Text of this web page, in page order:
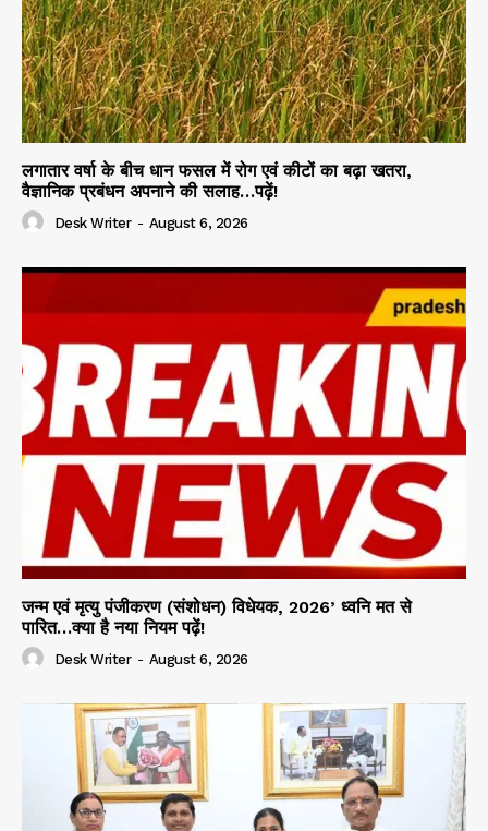
लगातार वर्षा के बीच धान फसल में रोग एवं कीटों का बढ़ा खतरा,
वैज्ञानिक प्रबंधन अपनाने की सलाह…पढ़ें!
Desk Writer - August 6, 2026
जन्म एवं मृत्यु पंजीकरण (संशोधन) विधेयक, 2026’ ध्वनि मत से
पारित…क्या है नया नियम पढ़ें!
Desk Writer - August 6, 2026